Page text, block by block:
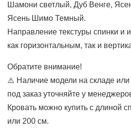
Шамони светлый, Дуб Венге,
Ясень Шимо Темный.
Направление текстуры спинки и
как горизонтальным, так и
Обратите внимание!
⚠️ Наличие модели на складе или
под заказ уточняйте у
Кровать можно купить с длиной
или 200 см.